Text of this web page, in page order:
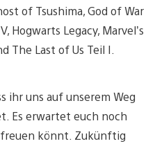
of Tsushima, God of War
Hogwarts Legacy, Marvel’s
The Last of Us Teil I.
ihr uns auf unserem Weg
Es erwartet euch noch
freuen könnt. Zukünftig